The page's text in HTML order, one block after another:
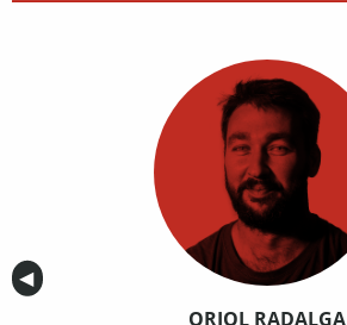
Anterior
◀︎
ORIOL RADALGA